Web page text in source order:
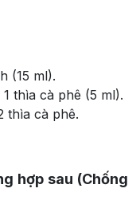
(15 ml).
thìa cà phê (5 ml).
thìa cà phê.
hợp sau (Chống